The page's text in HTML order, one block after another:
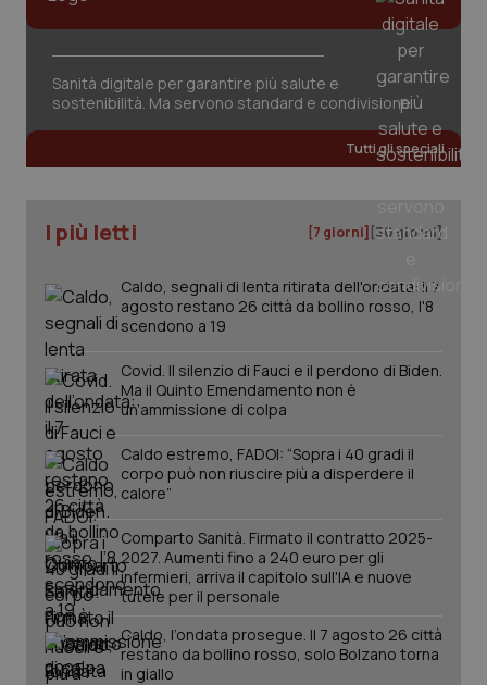
Sanità digitale per garantire più salute e
sostenibilità. Ma servono standard e condivisione
Tutti gli speciali
I più letti [7 giorni] [30 giorni]
Caldo, segnali di lenta ritirata dell'ondata: il 7
agosto restano 26 città da bollino rosso, l'8
scendono a 19
Covid. Il silenzio di Fauci e il perdono di Biden.
Ma il Quinto Emendamento non è
un’ammissione di colpa
Caldo estremo, FADOI: “Sopra i 40 gradi il
corpo può non riuscire più a disperdere il
calore”
Comparto Sanità. Firmato il contratto 2025-
2027. Aumenti fino a 240 euro per gli
infermieri, arriva il capitolo sull'IA e nuove
tutele per il personale
Caldo, l’ondata prosegue. Il 7 agosto 26 città
restano da bollino rosso, solo Bolzano torna
in giallo
PHPSESSID
PHP.net
www.quotidianosanita.it